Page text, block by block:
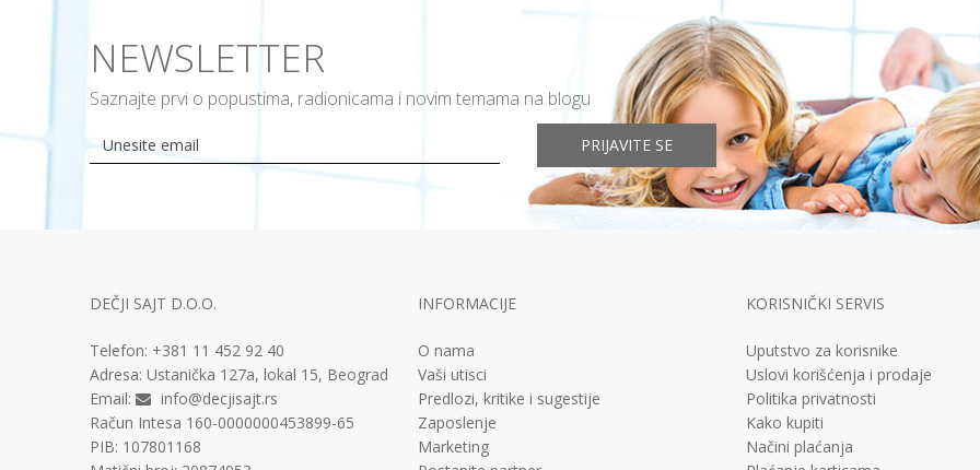
NEWSLETTER
Saznajte prvi o popustima, radionicama i novim temama na blogu
PRIJAVITE SE
DEČJI SAJT D.O.O.
Telefon: +381 11 452 92 40
Adresa: Ustanička 127a, lokal 15, Beograd
Email:
info@decjisajt.rs
Račun Intesa 160-0000000453899-65
PIB: 107801168
INFORMACIJE
O nama
Vaši utisci
Predlozi, kritike i sugestije
Zaposlenje
Marketing
KORISNIČKI SERVIS
Uputstvo za korisnike
Uslovi korišćenja i prodaje
Politika privatnosti
Kako kupiti
Načini plaćanja